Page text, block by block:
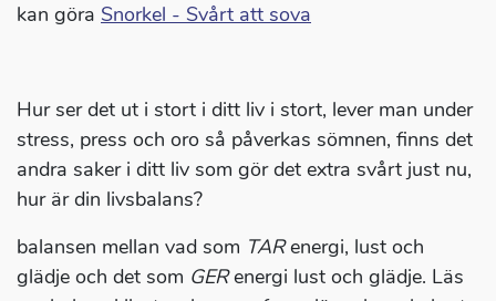
kan göra Snorkel - Svårt att sova
Hur ser det ut i stort i ditt liv i stort, lever man under
stress, press och oro så påverkas sömnen, finns det
andra saker i ditt liv som gör det extra svårt just nu,
hur är din livsbalans?
balansen mellan vad som TARenergi, lust och
glädje och det som GERenergi lust och glädje. Läs